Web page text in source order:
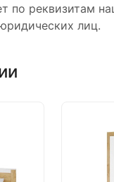
по реквизитам
лиц.